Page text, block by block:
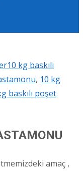
10 kg baskılı
, 10 kg
baskılı poşet
amaç ,